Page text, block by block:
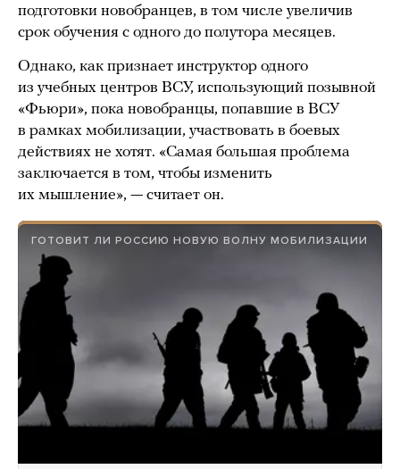
подготовки новобранцев, в том числе увеличив
срок обучения с одного до полутора месяцев.
Однако, как признает инструктор одного
из учебных центров ВСУ, использующий позывной
«Фьюри», пока новобранцы, попавшие в ВСУ
в рамках мобилизации, участвовать в боевых
действиях не хотят. «Самая большая проблема
заключается в том, чтобы изменить
их мышление», — считает он.
ГОТОВИТ ЛИ РОССИЮ НОВУЮ ВОЛНУ МОБИЛИЗАЦИИ